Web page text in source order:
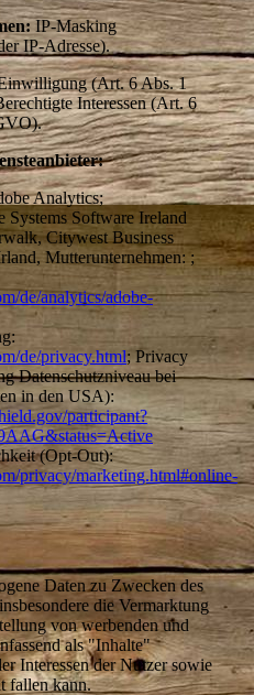
IP-Masking
IP-Adresse).
(Art. 6 Abs. 1
Interessen (Art. 6
Analytics;
Systems Software Ireland
Citywest Business
Mutterunternehmen: ;
de/analytics/adobe-
de/privacy.html; Privacy
Datenschutzniveau bei
in den USA):
participant?
(Opt-Out):
privacy/marketing.html#online-
Daten zu Zwecken des
die Vermarktung
von werbenden und
als "Inhalte"
Interessen der Nutzer sowie
fallen kann.